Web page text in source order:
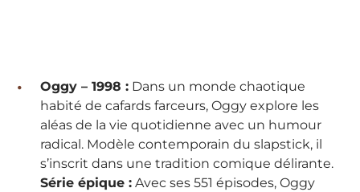
Oggy – 1998 : Dans un monde chaotique
habité de cafards farceurs, Oggy explore les
aléas de la vie quotidienne avec un humour
radical. Modèle contemporain du slapstick, il
s’inscrit dans une tradition comique délirante.
Série épique : Avec ses 551 épisodes, Oggy